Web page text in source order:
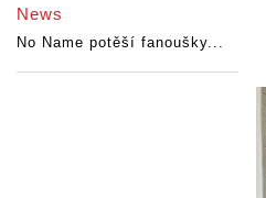
News
No Name potěší fanoušky...